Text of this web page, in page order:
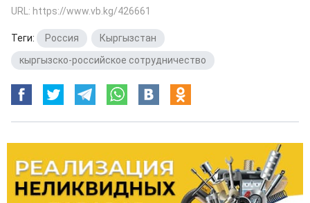
URL: https://www.vb.kg/426661
Теги: Россия Кыргызстан
кыргызско-российское сотрудничество